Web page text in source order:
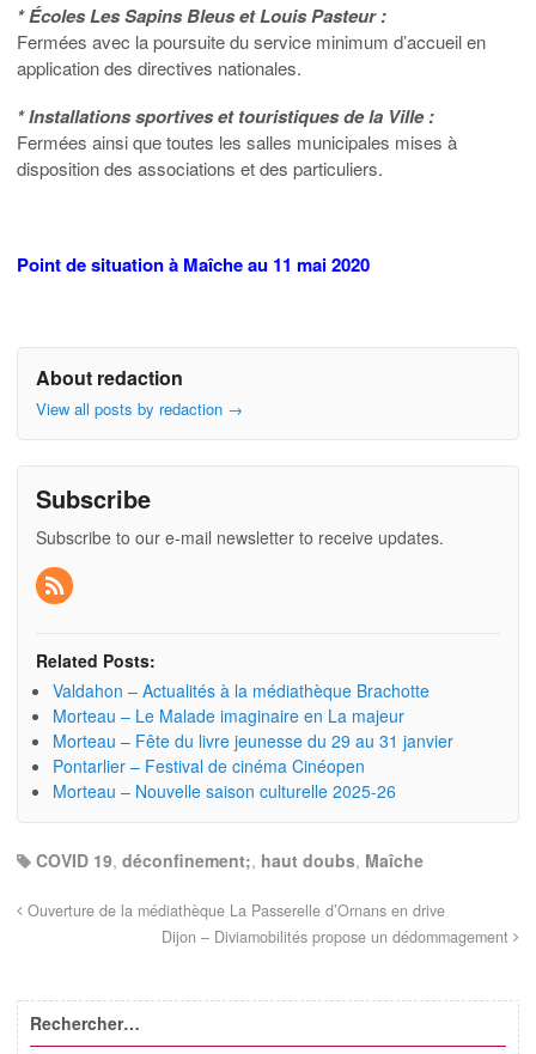
* Écoles Les Sapins Bleus et Louis Pasteur :
Fermées avec la poursuite du service minimum d’accueil en
application des directives nationales.
* Installations sportives et touristiques de la Ville :
Fermées ainsi que toutes les salles municipales mises à
disposition des associations et des particuliers.
Point de situation à Maîche au 11 mai 2020
About redaction
View all posts by redaction →
Subscribe
Subscribe to our e-mail newsletter to receive updates.
Related Posts:
Valdahon – Actualités à la médiathèque Brachotte
Morteau – Le Malade imaginaire en La majeur
Morteau – Fête du livre jeunesse du 29 au 31 janvier
Pontarlier – Festival de cinéma Cinéopen
Morteau – Nouvelle saison culturelle 2025-26
COVID 19, déconfinement;, haut doubs, Maîche
Ouverture de la médiathèque La Passerelle d’Ornans en drive
Dijon – Diviamobilités propose un dédommagement
Rechercher…